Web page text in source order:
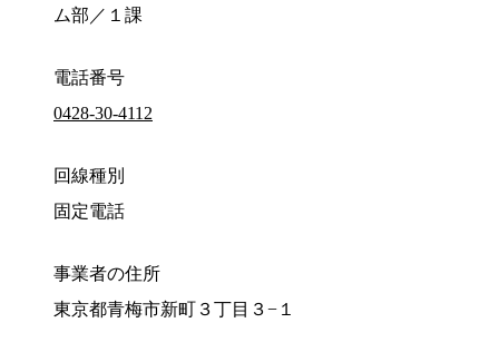
ム部／１課
電話番号
0428-30-4112
回線種別
固定電話
事業者の住所
東京都青梅市新町３丁目３−１